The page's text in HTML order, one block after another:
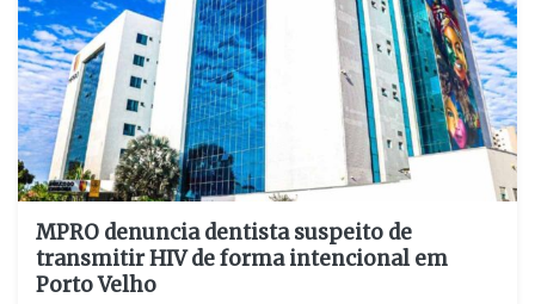
MPRO denuncia dentista suspeito de
transmitir HIV de forma intencional em
Porto Velho